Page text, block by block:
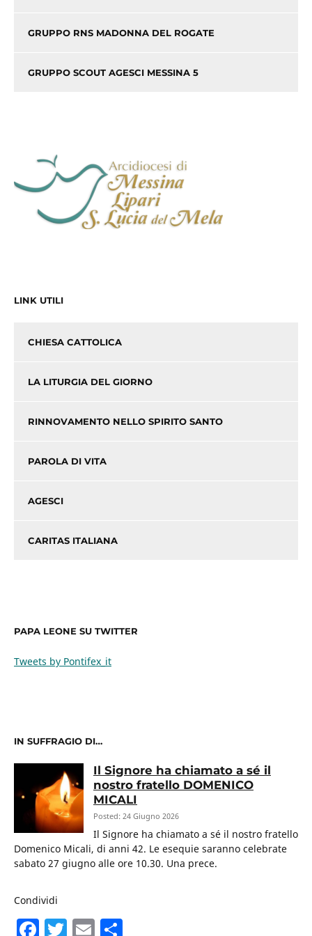
GRUPPO RNS MADONNA DEL ROGATE
GRUPPO SCOUT AGESCI MESSINA 5
LINK UTILI
CHIESA CATTOLICA
LA LITURGIA DEL GIORNO
RINNOVAMENTO NELLO SPIRITO SANTO
PAROLA DI VITA
AGESCI
CARITAS ITALIANA
PAPA LEONE SU TWITTER
Tweets by Pontifex_it
IN SUFFRAGIO DI…
Il Signore ha chiamato a sé il
nostro fratello DOMENICO
MICALI
Posted: 24 Giugno 2026
Il Signore ha chiamato a sé il nostro fratello
Domenico Micali, di anni 42. Le esequie saranno celebrate
sabato 27 giugno alle ore 10.30. Una prece.
Condividi
F T E